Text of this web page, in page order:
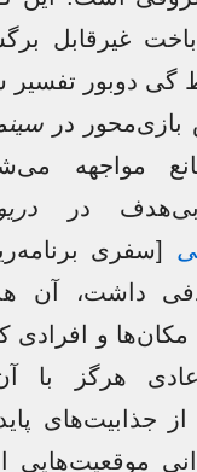
غیرقابل
گی دوبور
در
مواجهه
بی‌هدف در
[سفری
داشت، آن
مکان‌ها و
هرگز با
جذابیت‌های